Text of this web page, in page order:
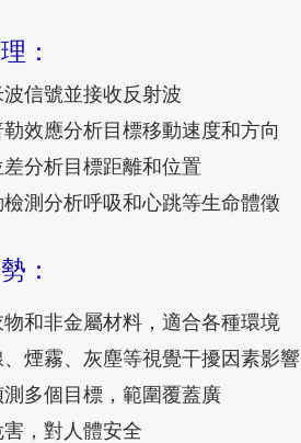
：
信號並接收反射波
效應分析目標移動速度和方向
分析目標距離和位置
測分析呼吸和心跳等生命體徵
：
和非金屬材料，適合各種環境
煙霧、灰塵等視覺干擾因素影響
多個目標，範圍覆蓋廣
，對人體安全